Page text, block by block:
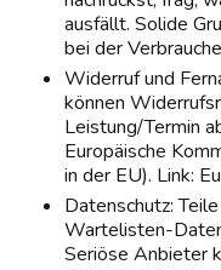
ausfällt. Solide
bei der
Widerruf und
können
Leistung/Termin
Europäische
in der EU). Link:
Datenschutz:
Wartelisten-
Seriöse Anbieter